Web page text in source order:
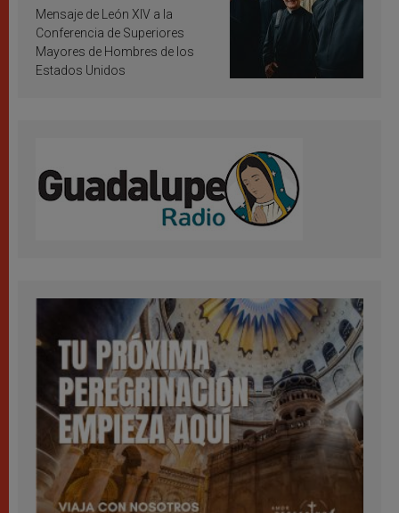
inspiración y santificación
Mensaje de León XIV a la
Conferencia de Superiores
Mayores de Hombres de los
Estados Unidos